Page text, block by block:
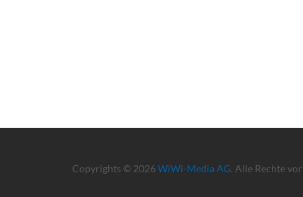
Copyrights © 2026 WiWi-Media AG. Alle Rechte